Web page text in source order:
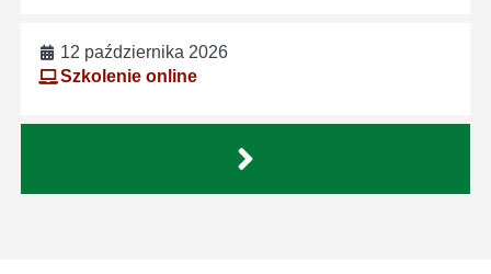
12 października 2026
Szkolenie online